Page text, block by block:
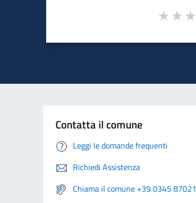
Contatta il comune
Leggi le domande frequenti
Richiedi Assistenza
Chiama il comune +39 0345 87021